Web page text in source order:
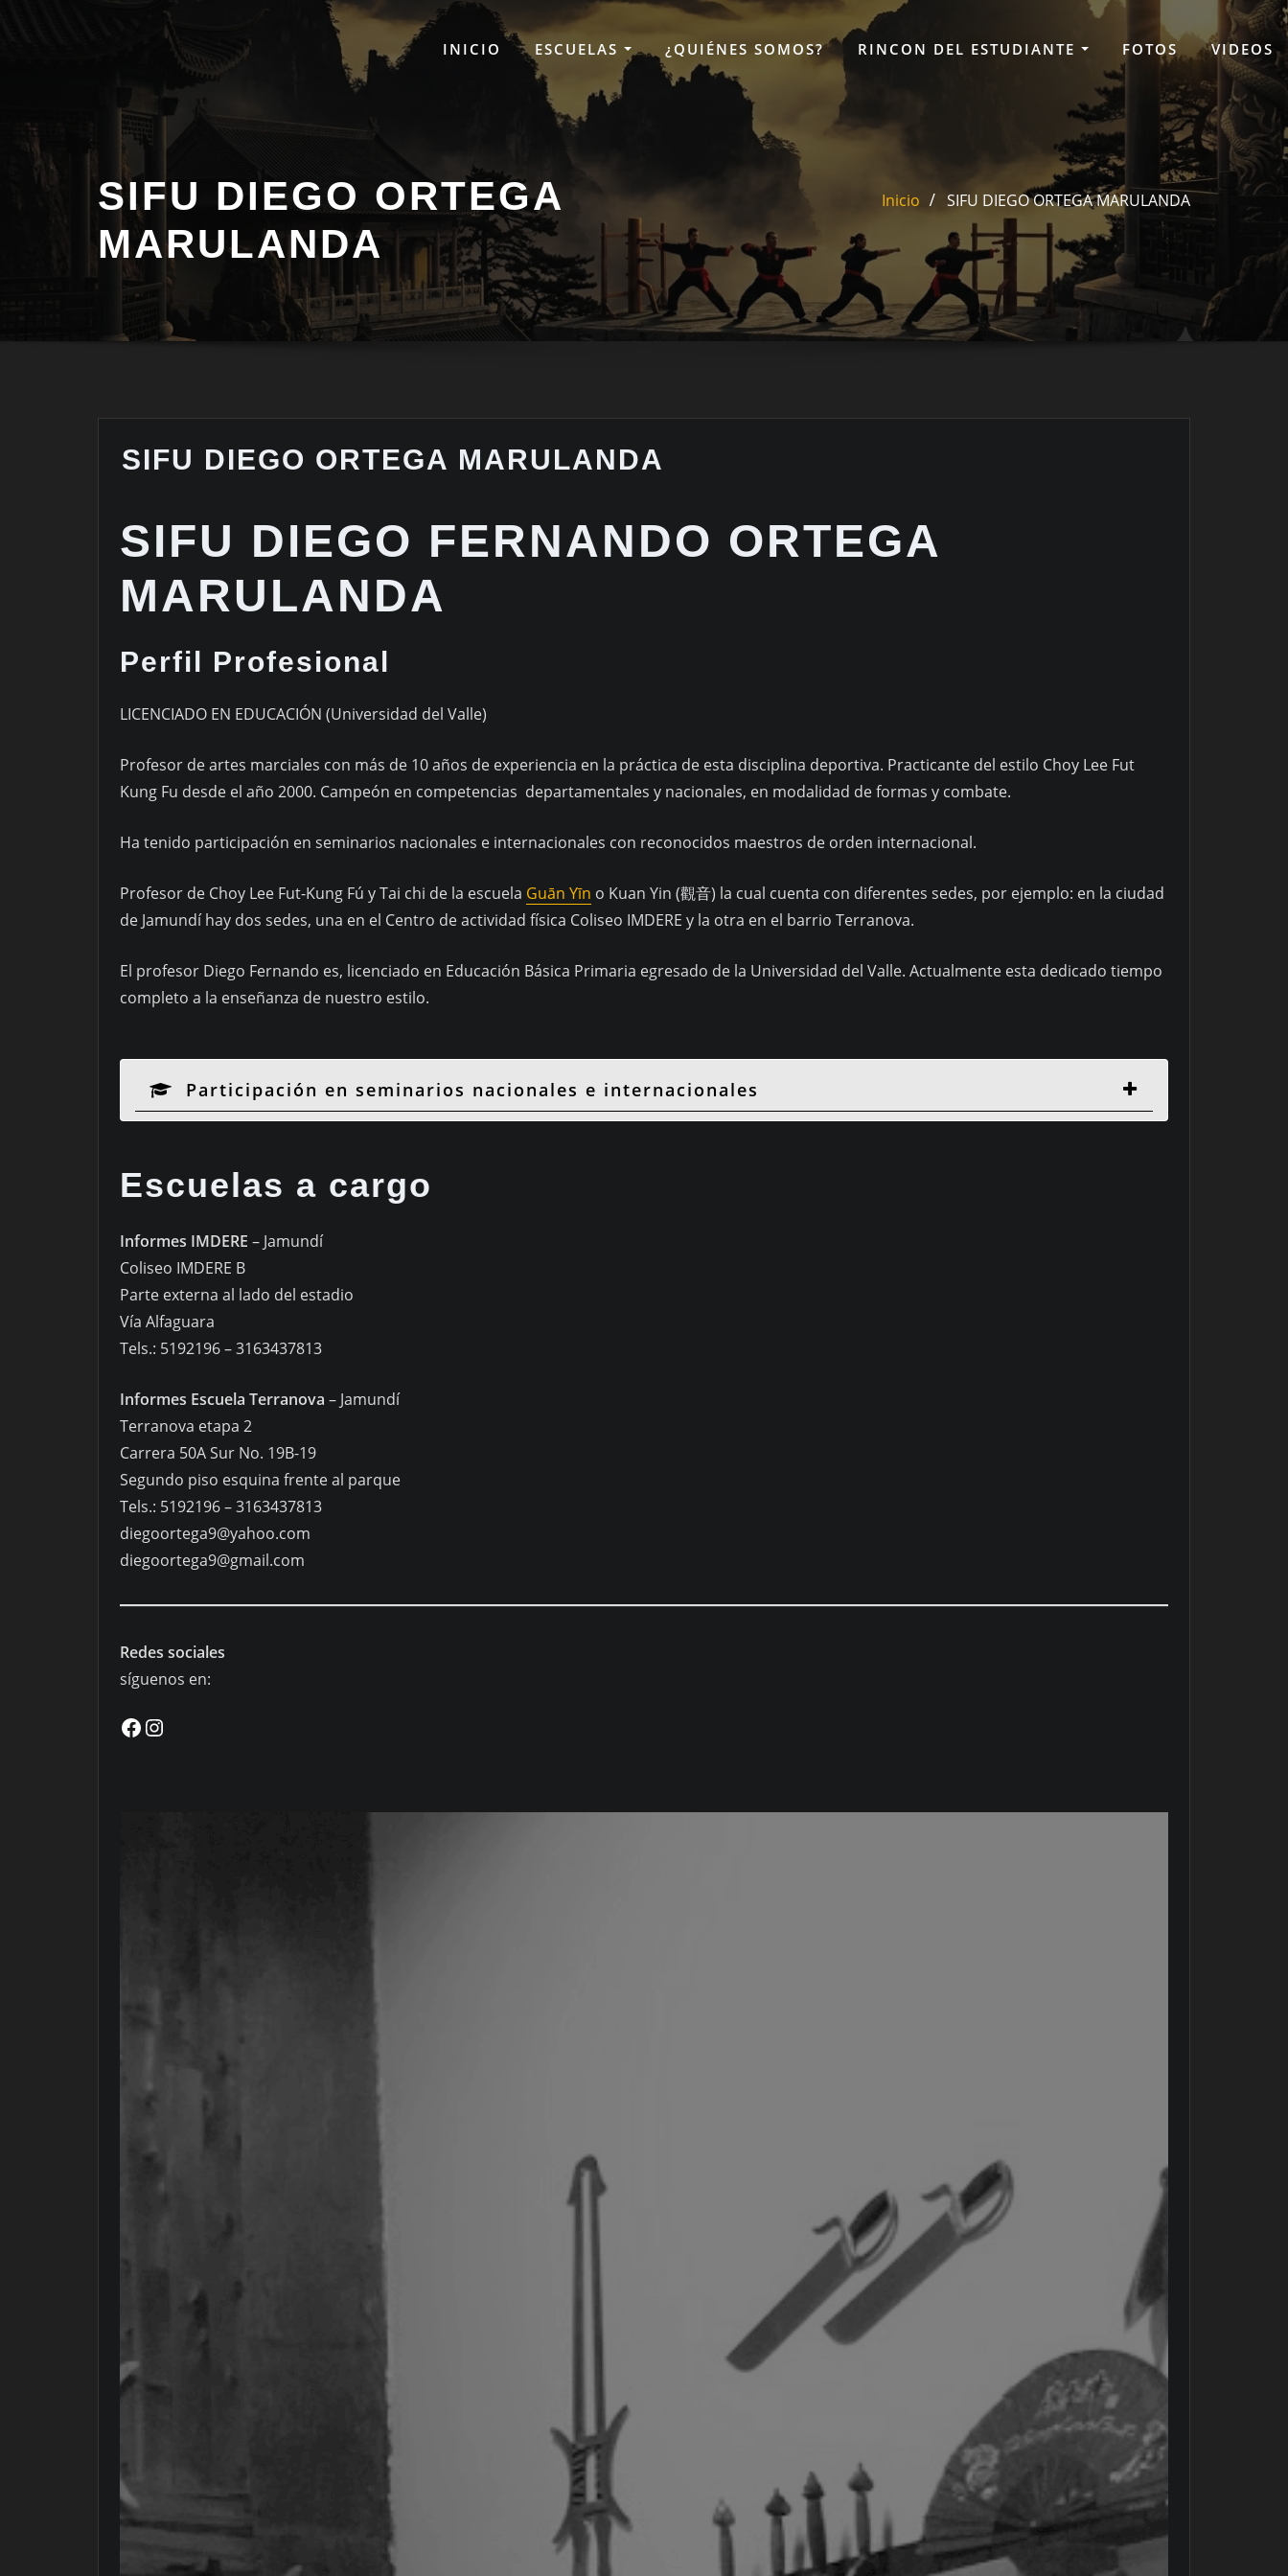
INICIO ESCUELAS ¿QUIÉNES SOMOS? RINCON DEL ESTUDIANTE FOTOS VIDEOS
SIFU DIEGO ORTEGA
MARULANDA
Inicio SIFU DIEGO ORTEGA MARULANDA
SIFU DIEGO ORTEGA MARULANDA
SIFU DIEGO FERNANDO ORTEGA
MARULANDA
Perfil Profesional
LICENCIADO EN EDUCACIÓN (Universidad del Valle)
Profesor de artes marciales con más de 10 años de experiencia en la práctica de esta disciplina deportiva. Practicante del estilo Choy Lee Fut
Kung Fu desde el año 2000. Campeón en competencias departamentales y nacionales, en modalidad de formas y combate.
Ha tenido participación en seminarios nacionales e internacionales con reconocidos maestros de orden internacional.
Profesor de Choy Lee Fut-Kung Fú y Tai chi de la escuela Guān Yīn o Kuan Yin (觀音) la cual cuenta con diferentes sedes, por ejemplo: en la ciudad
de Jamundí hay dos sedes, una en el Centro de actividad física Coliseo IMDERE y la otra en el barrio Terranova.
El profesor Diego Fernando es, licenciado en Educación Básica Primaria egresado de la Universidad del Valle. Actualmente esta dedicado tiempo
completo a la enseñanza de nuestro estilo.
Participación en seminarios nacionales e internacionales
Escuelas a cargo
Informes IMDERE – Jamundí
Coliseo IMDERE B
Parte externa al lado del estadio
Vía Alfaguara
Tels.: 5192196 – 3163437813
Informes Escuela Terranova – Jamundí
Terranova etapa 2
Carrera 50A Sur No. 19B-19
Segundo piso esquina frente al parque
Tels.: 5192196 – 3163437813
diegoortega9@yahoo.com
diegoortega9@gmail.com
Redes sociales
síguenos en:
Facebook
Instagram